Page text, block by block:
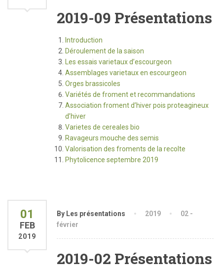
2019-09 Présentations
Introduction
Déroulement de la saison
Les essais varietaux d’escourgeon
Assemblages varietaux en escourgeon
Orges brassicoles
Variétés de froment et recommandations
Association froment d’hiver pois proteagineux
d’hiver
Varietes de cereales bio
Ravageurs mouche des semis
Valorisation des froments de la recolte
Phytolicence septembre 2019
01
FEB
2019
By Les présentations 2019
02 -
février
2019-02 Présentations